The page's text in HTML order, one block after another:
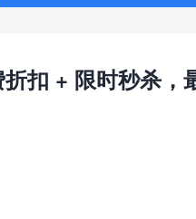
扣 + 限时秒杀，